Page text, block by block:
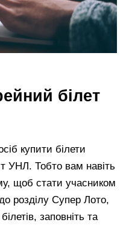
білет
купити білети
УНЛ. Тобто вам навіть
щоб стати учасником
розділу Супер Лото,
заповніть та